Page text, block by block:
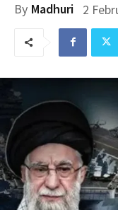
By Madhuri 2